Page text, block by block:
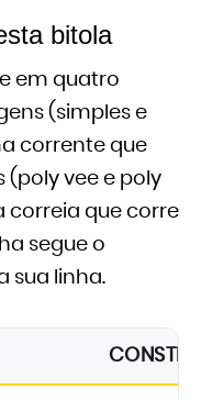
bitola
em quatro
(simples e
corrente que
(poly vee e poly
correia que corre
segue o
sua linha.